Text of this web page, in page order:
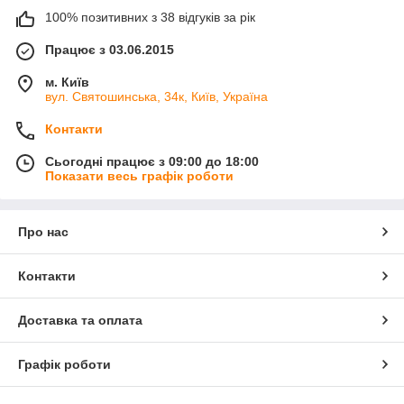
100% позитивних з 38 відгуків за рік
Працює з 03.06.2015
м. Київ
вул. Святошинська, 34к, Київ, Україна
Контакти
Сьогодні працює з 09:00 до 18:00
Показати весь графік роботи
Про нас
Контакти
Доставка та оплата
Графік роботи